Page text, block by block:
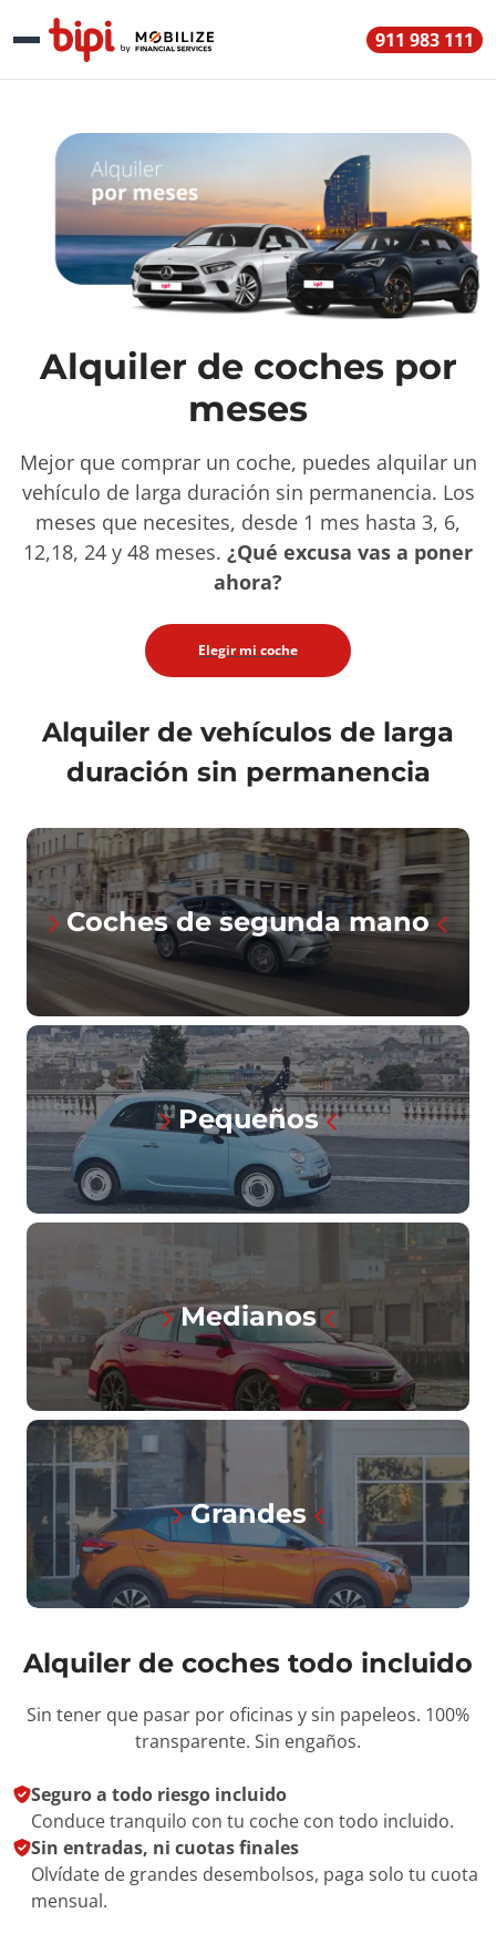
911 983 111
Alquiler de coches por
meses
Mejor que comprar un coche, puedes alquilar un
vehículo de larga duración sin permanencia. Los
meses que necesites, desde 1 mes hasta 3, 6,
12,18, 24 y 48 meses. ¿Qué excusa vas a poner
ahora?
Elegir mi coche
Alquiler de vehículos de larga
duración sin permanencia
Coches de segunda mano
Pequeños
Medianos
Grandes
Alquiler de coches todo incluido
Sin tener que pasar por oficinas y sin papeleos. 100%
transparente. Sin engaños.
Seguro a todo riesgo incluido
Conduce tranquilo con tu coche con todo incluido.
Sin entradas, ni cuotas finales
Olvídate de grandes desembolsos, paga solo tu cuota
mensual.